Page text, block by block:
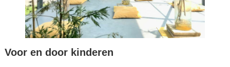
Voor en door kinderen